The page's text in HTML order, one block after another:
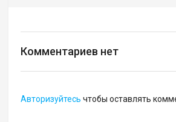
Комментариев нет
Авторизуйтесь чтобы оставлять